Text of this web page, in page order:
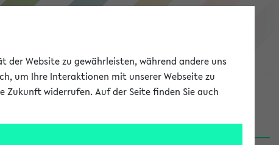
eKVV
der Website zu gewährleisten, während andere uns
um Ihre Interaktionen mit unserer Webseite zu
Zukunft widerrufen. Auf der Seite finden Sie auch